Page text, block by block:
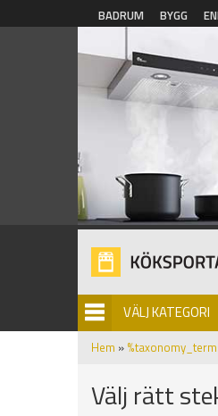
Hoppa till huvudinnehåll
BADRUM BYGG
VÄLJ KATEGORI
Hem »
Välj rätt